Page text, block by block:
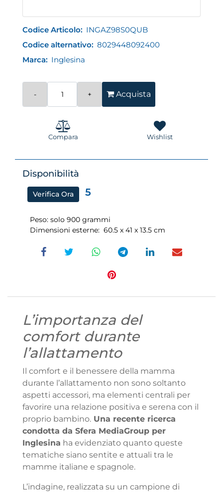
Codice Articolo: INGAZ98S0QUB
Codice alternativo: 8029448092400
Marca: Inglesina
Acquista
Compara Wishlist
Disponibilità
Verifica Ora 5
Peso: solo 900 grammi
Dimensioni esterne: 60.5 x 41 x 13.5 cm
L’importanza del
comfort durante
l’allattamento
Il comfort e il benessere della mamma
durante l’allattamento non sono soltanto
aspetti accessori, ma elementi centrali per
favorire una relazione positiva e serena con il
proprio bambino. Una recente ricerca
condotta da Sfera MediaGroup per
Inglesina ha evidenziato quanto queste
tematiche siano sentite e attuali tra le
mamme italiane e spagnole.
L’indagine, realizzata su un campione di